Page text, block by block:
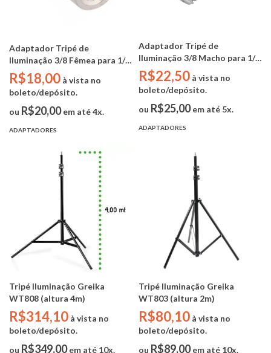
Adaptador Tripé de
Iluminação 3/8 Fêmea para 1/4
Fêmea YA435 Greika
R$18,00 à vista no
boleto/depósito.
ou R$20,00em até 4x.
ADAPTADORES
Adaptador Tripé de
Iluminação 3/8 Macho para 1/4
Macho YA5016 Greika
R$22,50 à vista no
boleto/depósito.
ou R$25,00em até 5x.
ADAPTADORES
Tripé Iluminação Greika
WT808 (altura 4m)
R$314,10 à vista no
boleto/depósito.
ou R$349,00em até 10x.
Tripé Iluminação Greika
WT803 (altura 2m)
R$80,10 à vista no
boleto/depósito.
ou R$89,00em até 10x.